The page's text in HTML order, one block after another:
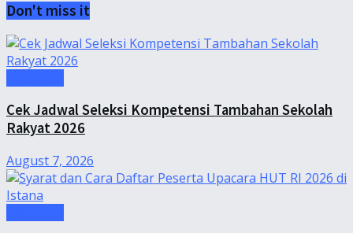
Don't miss it
Cek Jadwal Seleksi Kompetensi Tambahan Sekolah
Rakyat 2026
August 7, 2026